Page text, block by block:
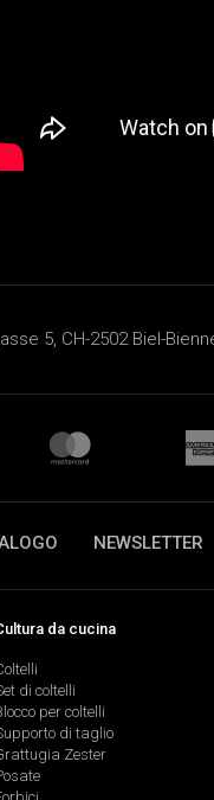
5, CH-2502 Biel-
NEWSLETTER
da cucina
di coltelli
per coltelli
di taglio
Zester